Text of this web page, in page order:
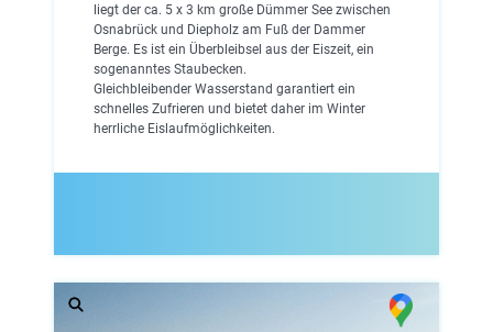
liegt der ca. 5 x 3 km große Dümmer See zwischen
Osnabrück und Diepholz am Fuß der Dammer
Berge. Es ist ein Überbleibsel aus der Eiszeit, ein
sogenanntes Staubecken.
Gleichbleibender Wasserstand garantiert ein
schnelles Zufrieren und bietet daher im Winter
herrliche Eislaufmöglichkeiten.